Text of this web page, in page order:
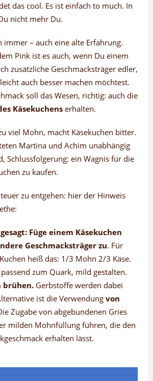
das cool. Es ist einfach to much. In
nicht mehr Du.
immer – auch eine alte Erfahrung.
Pink ist es auch, wenn Du einem
zusätzliche Geschmacksträger edler,
auch besser machen möchtest.
soll das Wesen, richtig: auch die
Käsekuchens erhalten.
viel Mohn, macht Käsekuchen bitter.
Martina und Achim unabhängig
Schlussfolgerung: ein Wagnis für die
zu kaufen.
zu entgehen: hier der Hinweis
Füge einem Käsekuchen
Geschmacksträger zu. Für
heiß das: 1/3 Mohn 2/3 Käse.
zum Quark, mild gestalten.
brühen. Gerbstoffe werden dabei
ist die Verwendung von
Zugabe von abgebundenen Gries
milden Mohnfüllung führen, die den
erhalten lässt.